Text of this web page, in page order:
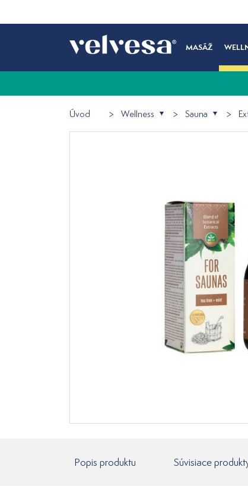
MASÁŽ
Úvod Wellness Sauna
Popis produktu Súvisiace